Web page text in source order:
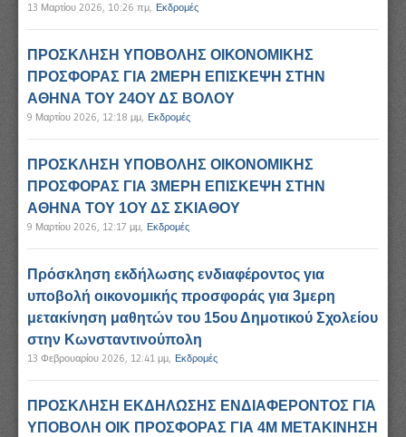
13 Μαρτίου 2026, 10:26 πμ, Εκδρομές
ΠΡΟΣΚΛΗΣΗ ΥΠΟΒΟΛΗΣ ΟΙΚΟΝΟΜΙΚΗΣ
ΠΡΟΣΦΟΡΑΣ ΓΙΑ 2ΜΕΡΗ ΕΠΙΣΚΕΨΗ ΣΤΗΝ
ΑΘΗΝΑ ΤΟΥ 24ΟΥ ΔΣ ΒΟΛΟΥ
9 Μαρτίου 2026, 12:18 μμ, Εκδρομές
ΠΡΟΣΚΛΗΣΗ ΥΠΟΒΟΛΗΣ ΟΙΚΟΝΟΜΙΚΗΣ
ΠΡΟΣΦΟΡΑΣ ΓΙΑ 3ΜΕΡΗ ΕΠΙΣΚΕΨΗ ΣΤΗΝ
ΑΘΗΝΑ ΤΟΥ 1ΟΥ ΔΣ ΣΚΙΑΘΟΥ
9 Μαρτίου 2026, 12:17 μμ, Εκδρομές
Πρόσκληση εκδήλωσης ενδιαφέροντος για
υποβολή οικονομικής προσφοράς για 3μερη
μετακίνηση μαθητών του 15ου Δημοτικού Σχολείου
στην Κωνσταντινούπολη
13 Φεβρουαρίου 2026, 12:41 μμ, Εκδρομές
ΠΡΟΣΚΛΗΣΗ ΕΚΔΗΛΩΣΗΣ ΕΝΔΙΑΦΕΡΟΝΤΟΣ ΓΙΑ
ΥΠΟΒΟΛΗ ΟΙΚ ΠΡΟΣΦΟΡΑΣ ΓΙΑ 4Μ ΜΕΤΑΚΙΝΗΣΗ